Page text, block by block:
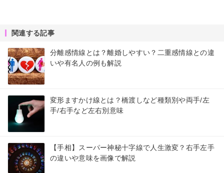
関連する記事
分離感情線とは？離婚しやすい？二重感情線との違
いや有名人の例も解説
変形ますかけ線とは？橋渡しなど種類別や両手/左
手/右手など左右別意味
【手相】スーパー神秘十字線で人生激変？右手左手
の違いや意味を画像で解説